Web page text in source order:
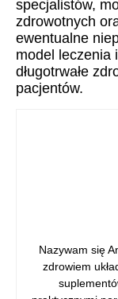
specjalistów,
zdrowotnych
ewentualne
model leczenia
długotrwałe
pacjentów.
Nazywam się
zdrowiem